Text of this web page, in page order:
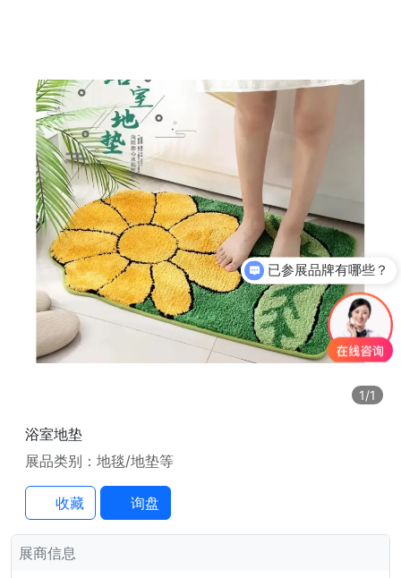
1/1
浴室地垫
展品类别：地毯/地垫等
收藏 询盘
展商信息
已参展品牌有哪些？